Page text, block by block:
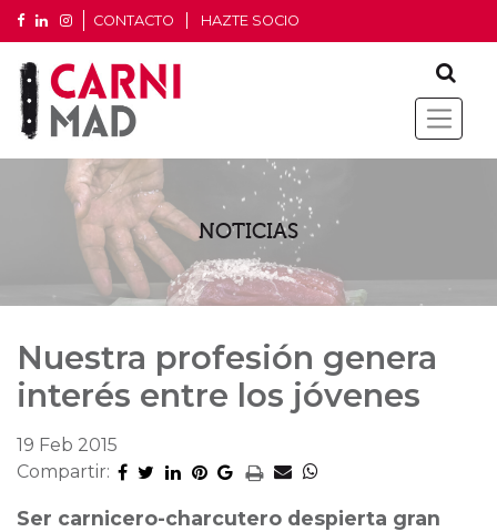
CONTACTO HAZTE SOCIO
NOTICIAS
Nuestra profesión genera
interés entre los jóvenes
19 Feb 2015
Compartir:
Ser carnicero-charcutero despierta gran